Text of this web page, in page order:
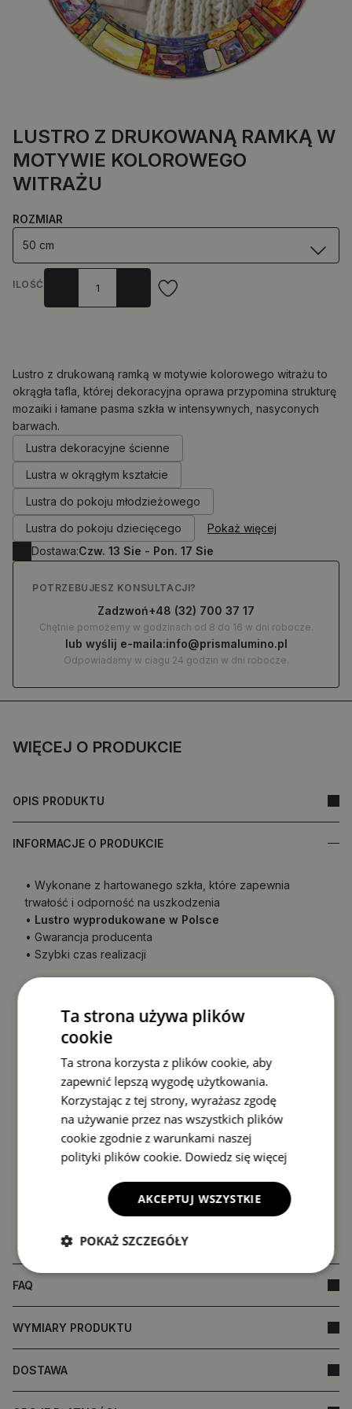
WIĘCEJ O PRODUKCIE
OPIS PRODUKTU
INFORMACJE O PRODUKCIE
• Wykonane z hartowanego szkła, które zapewnia
trwałość i odporność na uszkodzenia
• Lustro wyprodukowane w Polsce
• Gwarancja producenta
• Szybki czas realizacji
na jakość produktu ani nie jest podstawą do
reklamacji.
FAQ
WYMIARY PRODUKTU
DOSTAWA
LUSTRO Z DRUKOWANĄ RAMKĄ W
MOTYWIE KOLOROWEGO
WITRAŻU
ROZMIAR
50 cm
ILOŚĆ
0.00zł
Lustro z drukowaną ramką w motywie kolorowego witrażu to
okrągła tafla, której dekoracyjna oprawa przypomina strukturę
mozaiki i łamane pasma szkła w intensywnych, nasyconych
barwach.
Lustra dekoracyjne ścienne
Lustra w okrągłym kształcie
Lustra do pokoju młodzieżowego
Lustra do pokoju dziecięcego
Pokaż więcej
Dostawa:Czw. 13 Sie - Pon. 17 Sie
POTRZEBUJESZ KONSULTACJI?
Zadzwoń+48 (32) 700 37 17
Chętnie pomożemy w godzinach od 8 do 16 w dni robocze.
lub wyślij e-maila:info@prismalumino.pl
Odpowiadamy w ciagu 24 godzin w dni robocze.
Ta strona używa plików
cookie
Ta strona korzysta z plików cookie, aby
zapewnić lepszą wygodę użytkowania.
Korzystając z tej strony, wyrażasz zgodę
na używanie przez nas wszystkich plików
cookie zgodnie z warunkami naszej
polityki plików cookie. Dowiedz się więcej
AKCEPTUJ WSZYSTKIE
POKAŻ SZCZEGÓŁY